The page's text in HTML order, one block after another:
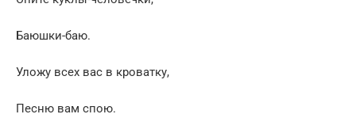
Баюшки-баю.
Уложу всех вас в кроватку,
Песню вам спою.